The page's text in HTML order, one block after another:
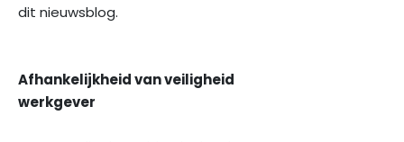
dit nieuwsblog.
Afhankelijkheid van veiligheid
werkgever